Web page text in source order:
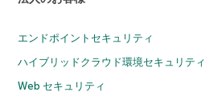
エンドポイントセキュリティ
ハイブリッドクラウド環境セキュリティ
Web セキュリティ